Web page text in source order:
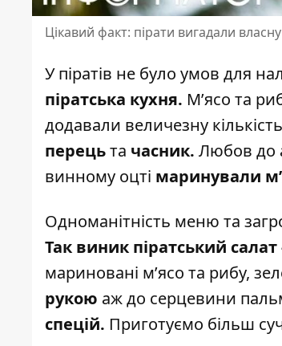
Цікавий факт: пірати вигадали
У піратів не було умов для
піратська кухня. М’ясо та
додавали величезну
перецьта часник. Любов до
винному оцті маринували
Одноманітність меню та
Так виник піратський
мариновані м’ясо та рибу,
рукою аж до серцевини
спецій. Приготуємо більш